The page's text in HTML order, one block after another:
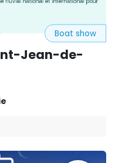
Jean-de-
Boat show